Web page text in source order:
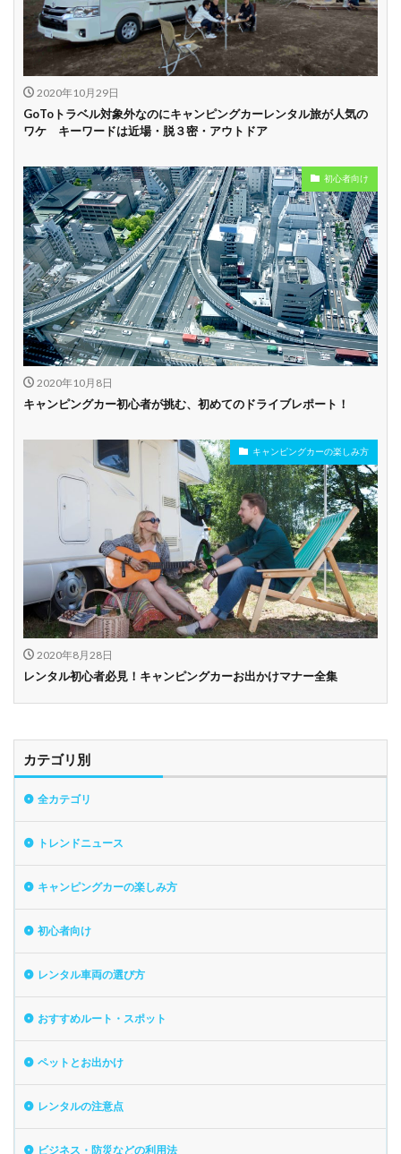
2020年10月29日
GoToトラベル対象外なのにキャンピングカーレンタル旅が人気の
ワケ キーワードは近場・脱３密・アウトドア
初心者向け
2020年10月8日
キャンピングカー初心者が挑む、初めてのドライブレポート！
キャンピングカーの楽しみ方
2020年8月28日
レンタル初心者必見！キャンピングカーお出かけマナー全集
カテゴリ別
全カテゴリ
トレンドニュース
キャンピングカーの楽しみ方
初心者向け
レンタル車両の選び方
おすすめルート・スポット
ペットとお出かけ
レンタルの注意点
ビジネス・防災などの利用法